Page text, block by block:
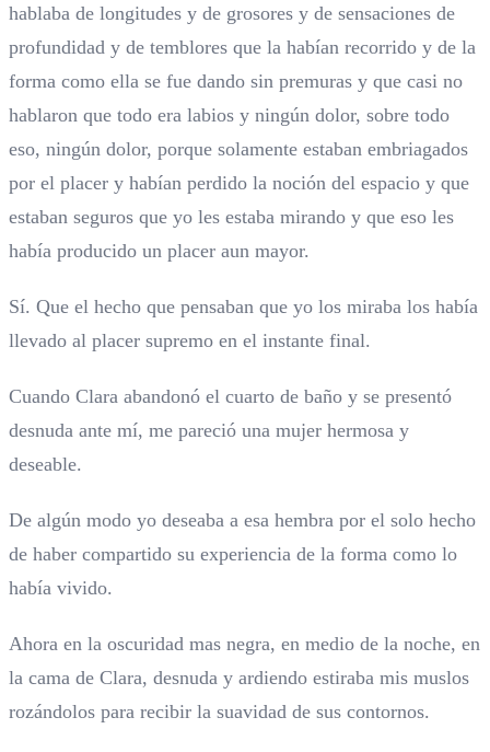
hablaba de longitudes y de grosores y de sensaciones de
profundidad y de temblores que la habían recorrido y de la
forma como ella se fue dando sin premuras y que casi no
hablaron que todo era labios y ningún dolor, sobre todo
eso, ningún dolor, porque solamente estaban embriagados
por el placer y habían perdido la noción del espacio y que
estaban seguros que yo les estaba mirando y que eso les
había producido un placer aun mayor.
Sí. Que el hecho que pensaban que yo los miraba los había
llevado al placer supremo en el instante final.
Cuando Clara abandonó el cuarto de baño y se presentó
desnuda ante mí, me pareció una mujer hermosa y
deseable.
De algún modo yo deseaba a esa hembra por el solo hecho
de haber compartido su experiencia de la forma como lo
había vivido.
Ahora en la oscuridad mas negra, en medio de la noche, en
la cama de Clara, desnuda y ardiendo estiraba mis muslos
rozándolos para recibir la suavidad de sus contornos.